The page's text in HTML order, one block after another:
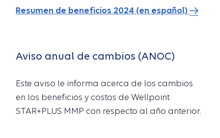
Resumen de beneficios 2024 (en español)
Aviso anual de cambios (ANOC)
Este aviso le informa acerca de los cambios
en los beneficios y costos de Wellpoint
STAR+PLUS MMP con respecto al año anterior.